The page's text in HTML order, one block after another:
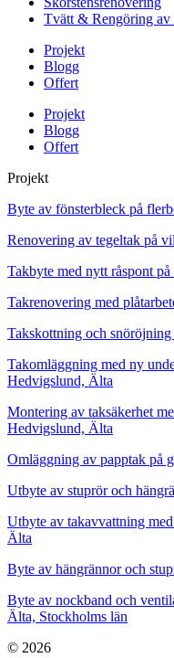
Tvätt & Rengöring av
Projekt
Blogg
Offert
Projekt
Blogg
Offert
Projekt
Byte av fönsterbleck på
Renovering av tegeltak på
Takbyte med nytt råspont
Takrenovering med
Takskottning och
Takomläggning med ny
Hedvigslund, Älta
Montering av taksäkerhet
Hedvigslund, Älta
Omläggning av papptak på
Utbyte av stuprör och
Utbyte av takavvattning
Älta
Byte av hängrännor och
Byte av nockband och
Älta, Stockholms län
© 2026